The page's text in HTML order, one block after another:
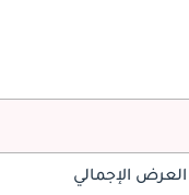
العرض الإجمالي